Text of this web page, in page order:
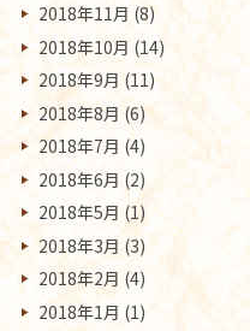
2018年11月 (8)
2018年10月 (14)
2018年9月 (11)
2018年8月 (6)
2018年7月 (4)
2018年6月 (2)
2018年5月 (1)
2018年3月 (3)
2018年2月 (4)
2018年1月 (1)